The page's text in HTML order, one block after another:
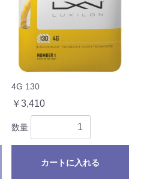
4G 130
￥3,410
数量
カートに入れる